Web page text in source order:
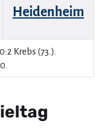
Heidenheim
Krebs (73.).